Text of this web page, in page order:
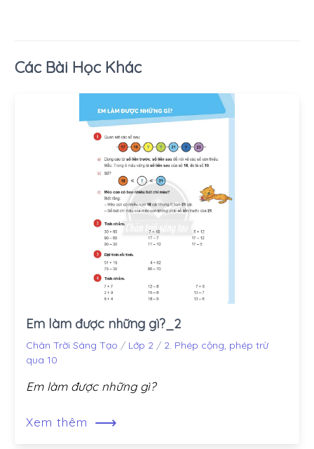
Các Bài Học Khác
Em làm được những gì?_2
Chân Trời Sáng Tạo / Lớp 2 / 2. Phép cộng, phép trừ
qua 10
Em làm được những gì?
Xem thêm ⟶